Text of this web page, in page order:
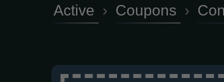
Active › Coupons ›